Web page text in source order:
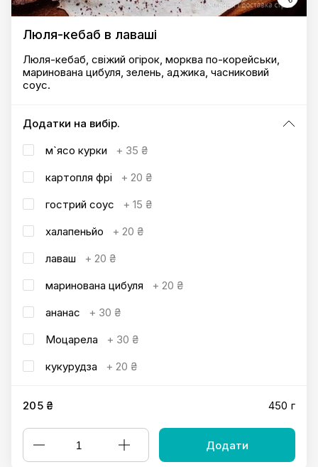
Люля-кебаб в лаваші
Люля-кебаб, свіжий огірок, морква по-корейськи,
маринована цибуля, зелень, аджика, часниковий
соус.
Додатки на вибір.
м`ясо курки
+ 35 ₴
картопля фрі
+ 20 ₴
гострий соус
+ 15 ₴
халапеньйо
+ 20 ₴
лаваш
+ 20 ₴
маринована цибуля
+ 20 ₴
ананас
+ 30 ₴
Моцарела
+ 30 ₴
кукурудза
+ 20 ₴
205 ₴ 450 г
Додати